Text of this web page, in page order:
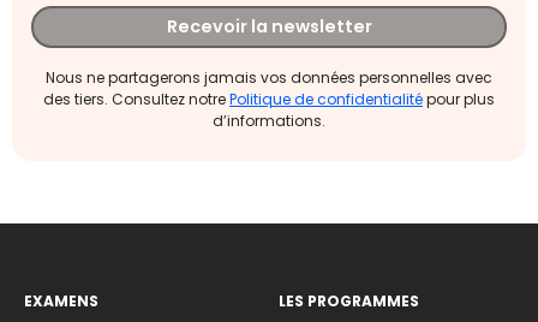
Recevoir la newsletter
Nous ne partagerons jamais vos données personnelles avec
des tiers. Consultez notrePolitique de confidentialitépour plus
d’informations.
EXAMENS
LES PROGRAMMES